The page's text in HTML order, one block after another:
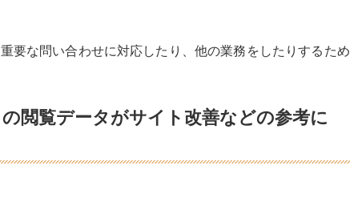
要な問い合わせに対応したり、他の業務をしたりするため
閲覧データがサイト改善などの参考に